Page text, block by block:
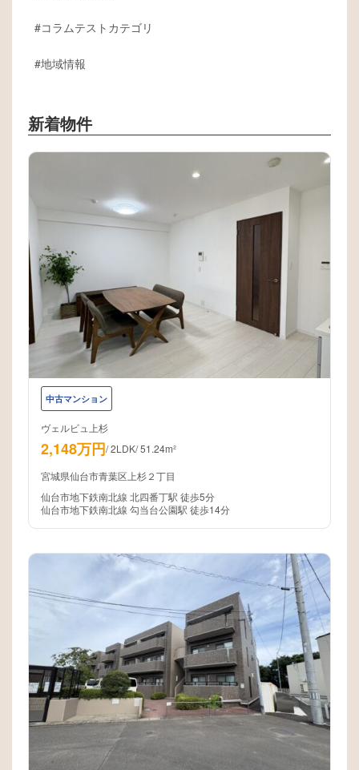
コラムテストカテゴリ
地域情報
新着物件
中古マンション
ヴェルビュ上杉
2,148万円/2LDK/51.24m²
宮城県仙台市青葉区上杉２丁目
仙台市地下鉄南北線 北四番丁駅 徒歩5分
仙台市地下鉄南北線 勾当台公園駅 徒歩14分